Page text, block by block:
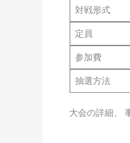
対戦形式
定員
参加費
抽選方法
大会の詳細、